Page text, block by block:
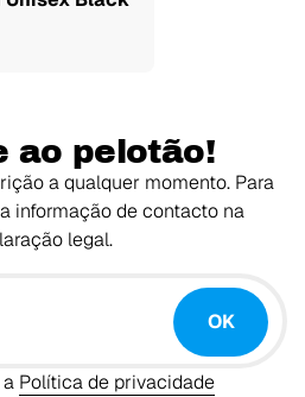
ao pelotão!
a qualquer momento. Para
informação de contacto na
legal.
OK
Política de privacidade